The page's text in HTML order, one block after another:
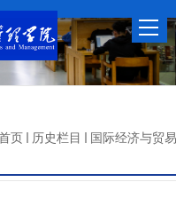
页 历史栏目 国际经济与贸易